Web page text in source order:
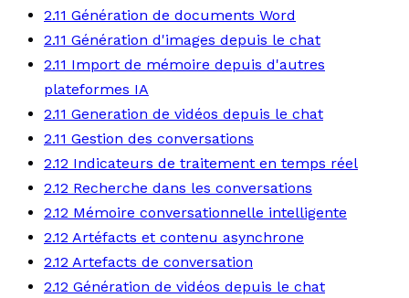
2.11 Génération de documents Word
2.11 Génération d'images depuis le chat
2.11 Import de mémoire depuis d'autres
plateformes IA
2.11 Generation de vidéos depuis le chat
2.11 Gestion des conversations
2.12 Indicateurs de traitement en temps réel
2.12 Recherche dans les conversations
2.12 Mémoire conversationnelle intelligente
2.12 Artéfacts et contenu asynchrone
2.12 Artefacts de conversation
2.12 Génération de vidéos depuis le chat